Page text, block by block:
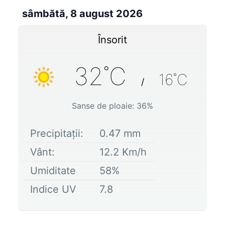
sâmbătă, 8 august 2026
Însorit
32˚C / 16˚C
Sanse de ploaie: 36%
Precipitații: 0.47 mm
Vânt:
12.2 Km/h
Umiditate
58%
Indice UV
7.8